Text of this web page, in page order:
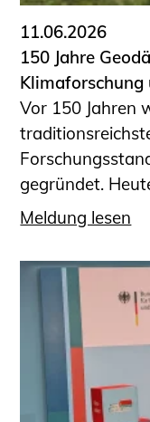
11.06.2026
150 Jahre
Klimaforschung
Vor 150 Jahren
gegründet.
Meldung lesen